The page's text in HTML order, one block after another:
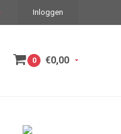
Inloggen
0 €0,00